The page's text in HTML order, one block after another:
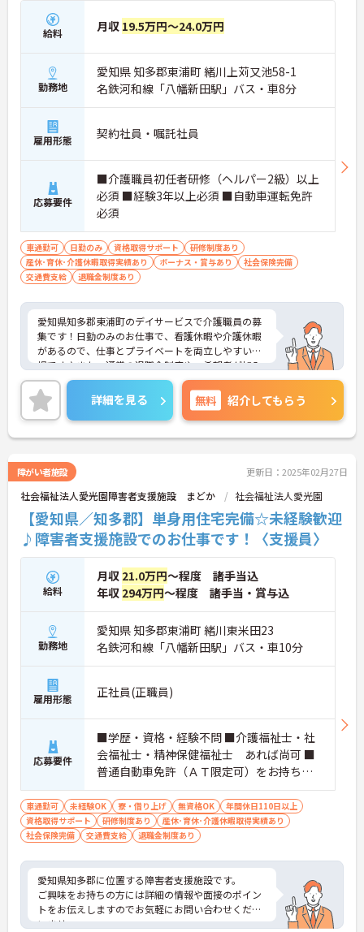
給料 月収 19.5万円～24.0万円
勤務地
愛知県 知多郡東浦町 緒川上苅又池58-1
名鉄河和線「八幡新田駅」バス・車8分
雇用形態 契約社員・嘱託社員
応募要件
■介護職員初任者研修（ヘルパー2級）以上
必須 ■経験3年以上必須 ■自動車運転免許
必須
車通勤可 日勤のみ 資格取得サポート
研修制度あり
産休･育休･介護休暇取得実績あり
ボーナス・賞与あり
社会保険完備
交通費支給
退職金制度あり
愛知県知多郡東浦町のデイサービスで介護職員の募
集です！日勤のみのお仕事で、看護休暇や介護休暇
があるので、仕事とプライベートを両立しやすい職
場です♪また、通常の退職金制度や、希望者が加入
できる退職金共済もあるので、安心して長く働くこ
とができます◎ご興味のある方は、面接ポイントを
お伝えしますので、お気軽にご連絡ください。
詳細を見る 無料 紹介してもらう
障がい者施設 更新日：2025年02月27日
社会福祉法人愛光園障害者支援施設 まどか 社会福祉法人愛光園
【愛知県／知多郡】単身用住宅完備☆未経験歓迎
♪障害者支援施設でのお仕事です！〈支援員〉
給料
月収 21.0万円～程度 諸手当込
年収 294万円～程度 諸手当・賞与込
勤務地
愛知県 知多郡東浦町 緒川東米田23
名鉄河和線「八幡新田駅」バス・車10分
雇用形態 正社員(正職員)
応募要件
■学歴・資格・経験不問 ■介護福祉士・社
会福祉士・精神保健福祉士 あれば尚可 ■
普通自動車免許（ＡＴ限定可）をお持ちの
方
車通勤可 未経験OK 寮・借り上げ 無資格OK
年間休日110日以上
資格取得サポート
研修制度あり
産休･育休･介護休暇取得実績あり
社会保険完備
交通費支給 退職金制度あり
愛知県知多郡に位置する障害者支援施設です。
ご興味をお持ちの方には詳細の情報や面接のポイン
トをお伝えしますのでお気軽にお問い合わせくださ
いませ。